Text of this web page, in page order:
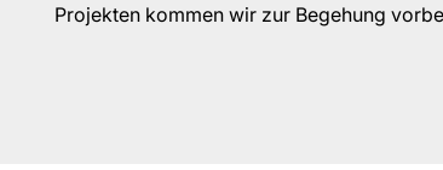
Projekten kommen wir zur Begehung